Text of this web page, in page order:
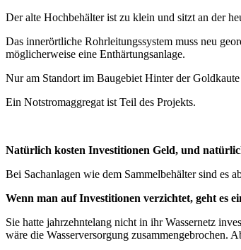
Der alte Hochbehälter ist zu klein und sitzt an der
Das innerörtliche Rohrleitungssystem muss neu
möglicherweise eine Enthärtungsanlage.
Nur am Standort im Baugebiet Hinter der
Ein Notstromaggregat ist Teil des Projekts.
Natürlich kosten Investitionen Geld, und
Bei Sachanlagen wie dem Sammelbehälter sind es
Wenn man auf Investitionen verzichtet, geht es
Sie hatte jahrzehntelang nicht in ihr Wassernetz
wäre die Wasserversorgung zusammengebrochen.